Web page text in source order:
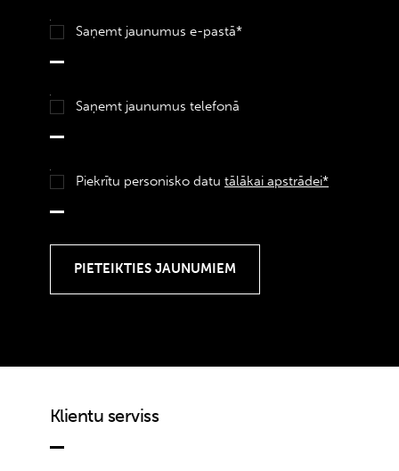
Saņemt jaunumus e-pastā*
Saņemt jaunumus telefonā
Piekrītu personisko datu tālākai apstrādei*
Klientu serviss